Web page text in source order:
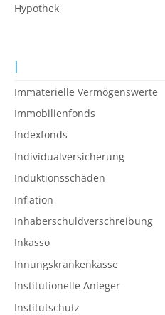
Hypothek
I
Immaterielle Vermögenswerte
Immobilienfonds
Indexfonds
Individualversicherung
Induktionsschäden
Inflation
Inhaberschuldverschreibung
Inkasso
Innungskrankenkasse
Institutionelle Anleger
Institutschutz